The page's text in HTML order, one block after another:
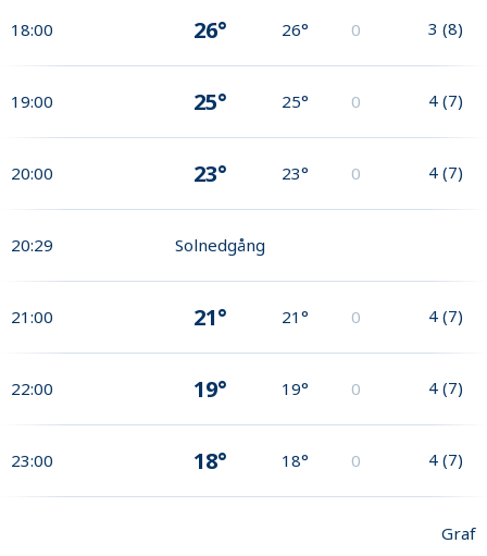
18:00 26° 26° 0 3 (8)
19:00 25° 25° 0 4 (7)
20:00 23° 23° 0 4 (7)
20:29 Solnedgång
21:00 21° 21° 0 4 (7)
22:00 19° 19° 0 4 (7)
23:00 18° 18° 0 4 (7)
Graf